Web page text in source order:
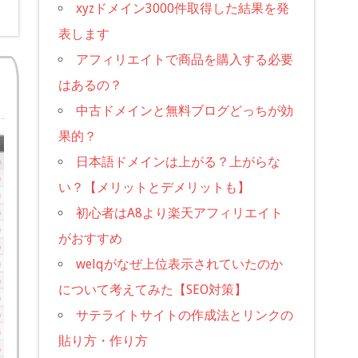
xyzドメイン3000件取得した結果を発
表します
アフィリエイトで商品を購入する必要
はあるの？
中古ドメインと無料ブログどっちが効
果的？
日本語ドメインは上がる？上がらな
い？【メリットとデメリットも】
初心者はA8より楽天アフィリエイト
がおすすめ
welqがなぜ上位表示されていたのか
について考えてみた【SEO対策】
サテライトサイトの作成法とリンクの
貼り方・作り方